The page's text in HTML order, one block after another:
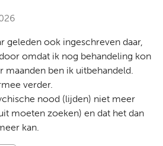
geleden ook ingeschreven daar,
omdat ik nog behandeling kon
maanden ben ik uitbehandeld.
verder.
nood (lijden) niet meer
moeten zoeken) en dat het dan
kan.